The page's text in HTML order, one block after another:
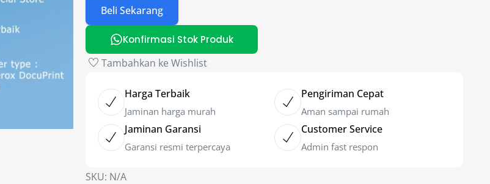
Beli Sekarang
Konfirmasi Stok Produk
Tambahkan ke Wishlist
Harga Terbaik
Jaminan harga murah
Pengiriman Cepat
Aman sampai rumah
Jaminan Garansi
Garansi resmi terpercaya
Customer Service
Admin fast respon
SKU: N/A